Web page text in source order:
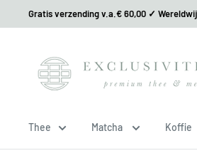
Gratis verzending v.a.€ 60,00 ✓
Thee Matcha Koffie